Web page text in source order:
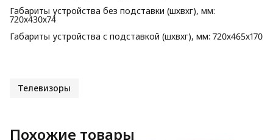
Габариты устройства без подставки (шхвхг), мм:
720х430х74
Габариты устройства с подставкой (шхвхг), мм: 720х465х170
Телевизоры
Похожие товары